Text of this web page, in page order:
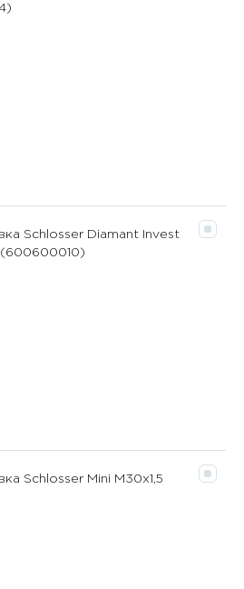
Schlosser Diamant Invest
(600600010)
Schlosser Mini M30x1,5